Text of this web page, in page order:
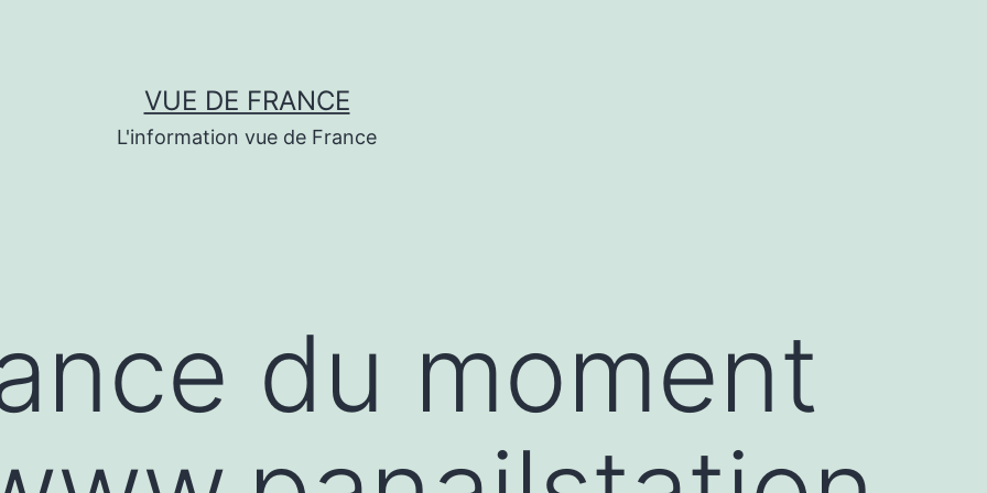
VUE DE FRANCE
L'information vue de France
du moment